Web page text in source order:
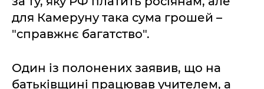
для Камеруну така сума грошей –
"справжнє багатство".
Один із полонених заявив, що на
батьківщині працював учителем, а